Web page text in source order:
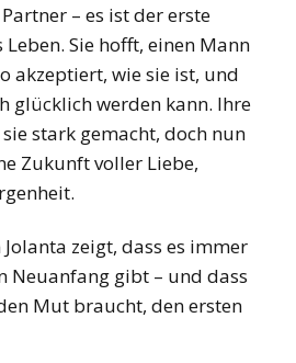
– es ist der erste
Sie hofft, einen Mann
akzeptiert, wie sie ist, und
glücklich werden kann. Ihre
stark gemacht, doch nun
Zukunft voller Liebe,
Jolanta zeigt, dass es immer
Neuanfang gibt – und dass
Mut braucht, den ersten